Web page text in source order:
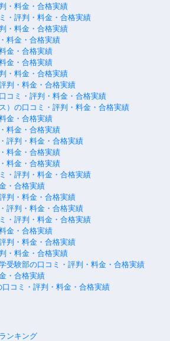
・料金・合格実績
・評判・料金・合格実績
・料金・合格実績
料金・合格実績
金・合格実績
金・合格実績
・料金・合格実績
判・料金・合格実績
コミ・評判・料金・合格実績
）の口コミ・評判・料金・合格実績
金・合格実績
料金・合格実績
評判・料金・合格実績
料金・合格実績
料金・合格実績
・評判・料金・合格実績
・合格実績
判・料金・合格実績
評判・料金・合格実績
・評判・料金・合格実績
金・合格実績
判・料金・合格実績
・料金・合格実績
受験部の口コミ・評判・料金・合格実績
・合格実績
コミ・評判・料金・合格実績
ンキング